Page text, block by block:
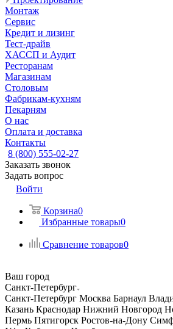
Монтаж
Сервис
Кредит и лизинг
Тест-драйв
ХАССП и Аудит
Ресторанам
Магазинам
Столовым
Фабрикам-кухням
Пекарням
О нас
Оплата и доставка
Контакты
8 (800) 555-02-27
Заказать звонок
Задать вопрос
Войти
Корзина0
Избранные товары0
Сравнение товаров0
Ваш город
Санкт-Петербург
Санкт-Петербург Москва Барнаул
Казань Краснодар Нижний Новгород
Пермь Пятигорск Ростов-на-Дону